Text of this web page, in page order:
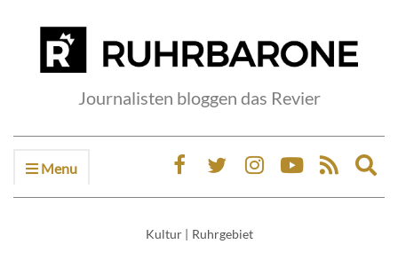
Journalisten bloggen das Revier
Menu
Kultur | Ruhrgebiet